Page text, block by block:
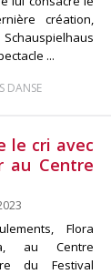
création,
...
DANSE
le cri avec
au Centre
Flora
au Centre
du Festival